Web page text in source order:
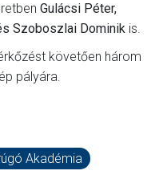
Gulácsi Péter,
Szoboszlai Dominik is.
követően három
pályára.
Akadémia